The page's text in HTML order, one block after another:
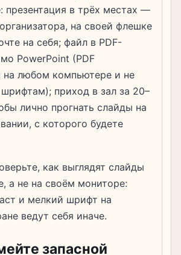
презентация в трёх местах —
на своей флешке
на себя; файл в PDF-
PowerPoint (PDF
на любом компьютере и не
приход в зал за 20–
лично прогнать слайды на
с которого будете
как выглядят слайды
а не на своём мониторе:
и мелкий шрифт на
ведут себя иначе.
запасной